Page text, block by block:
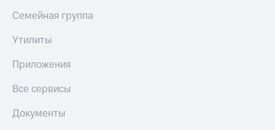
Семейная группа
Утилиты
Приложения
Все сервисы
Документы